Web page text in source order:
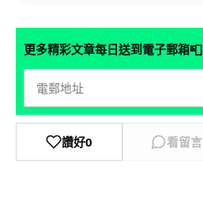
更多精彩文章每日送到電子郵箱📮
讚好0 看留言